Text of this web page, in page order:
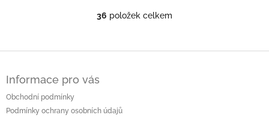
O
á
36 položek celkem
Informace pro vás
Obchodní podmínky
Podmínky ochrany osobních údajů